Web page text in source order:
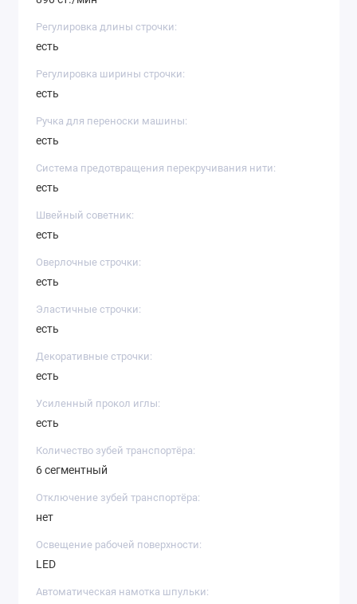
Регулировка длины строчки:
есть
Регулировка ширины строчки:
есть
Ручка для переноски машины:
есть
Система предотвращения перекручивания нити:
есть
Швейный советник:
есть
Оверлочные строчки:
есть
Эластичные строчки:
есть
Декоративные строчки:
есть
Усиленный прокол иглы:
есть
Количество зубей транспортёра:
6 сегментный
Отключение зубей транспортёра:
нет
Освещение рабочей поверхности:
LED
Автоматическая намотка шпульки: